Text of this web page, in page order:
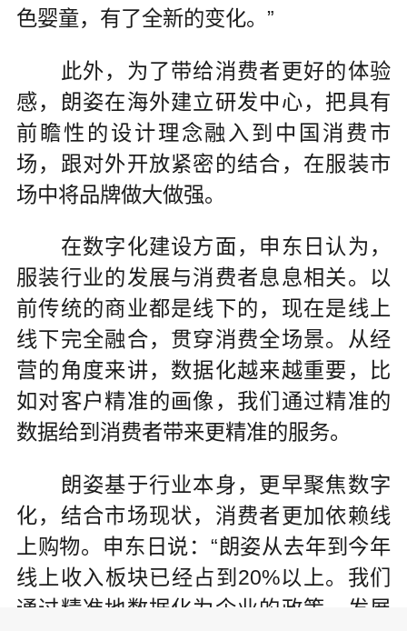
色婴童，有了全新的变化。”
此外，为了带给消费者更好的体验
感，朗姿在海外建立研发中心，把具有
前瞻性的设计理念融入到中国消费市
场，跟对外开放紧密的结合，在服装市
场中将品牌做大做强。
在数字化建设方面，申东日认为，
服装行业的发展与消费者息息相关。以
前传统的商业都是线下的，现在是线上
线下完全融合，贯穿消费全场景。从经
营的角度来讲，数据化越来越重要，比
如对客户精准的画像，我们通过精准的
数据给到消费者带来更精准的服务。
朗姿基于行业本身，更早聚焦数字
化，结合市场现状，消费者更加依赖线
上购物。申东日说：“朗姿从去年到今年
线上收入板块已经占到20%以上。我们
通过精准地数据化为企业的政策、发展